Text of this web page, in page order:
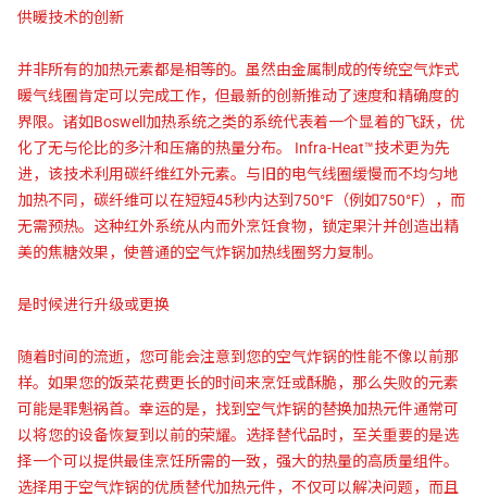
供暖技术的创新
并非所有的加热元素都是相等的。虽然由金属制成的传统空气炸式
暖气线圈肯定可以完成工作，但最新的创新推动了速度和精确度的
界限。诸如Boswell加热系统之类的系统代表着一个显着的飞跃，优
化了无与伦比的多汁和压痛的热量分布。 Infra-Heat™技术更为先
进，该技术利用碳纤维红外元素。与旧的电气线圈缓慢而不均匀地
加热不同，碳纤维可以在短短45秒内达到750°F（例如750°F），而
无需预热。这种红外系统从内而外烹饪食物，锁定果汁并创造出精
美的焦糖效果，使普通的空气炸锅加热线圈努力复制。
是时候进行升级或更换
随着时间的流逝，您可能会注意到您的空气炸锅的性能不像以前那
样。如果您的饭菜花费更长的时间来烹饪或酥脆，那么失败的元素
可能是罪魁祸首。幸运的是，找到空气炸锅的替换加热元件通常可
以将您的设备恢复到以前的荣耀。选择替代品时，至关重要的是选
择一个可以提供最佳烹饪所需的一致，强大的热量的高质量组件。
选择用于空气炸锅的优质替代加热元件，不仅可以解决问题，而且